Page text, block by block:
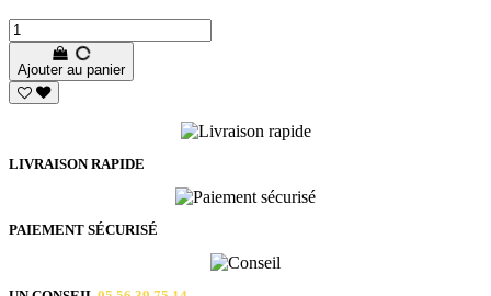
Ajouter au panier
LIVRAISON RAPIDE
PAIEMENT SÉCURISÉ